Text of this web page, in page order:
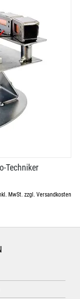
​Techniker
MwSt. zzgl. Versandkosten